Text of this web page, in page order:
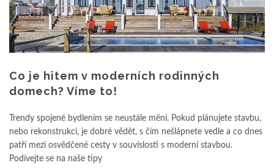
Co je hitem v moderních rodinných
domech? Víme to!
Trendy spojené bydlením se neustále mění. Pokud plánujete stavbu,
nebo rekonstrukci, je dobré vědět, s čím nešlápnete vedle a co dnes
patří mezi osvědčené cesty v souvislosti s moderní stavbou.
Podívejte se na naše tipy